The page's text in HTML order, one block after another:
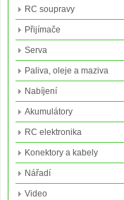
RC soupravy
Přijímače
Serva
Paliva, oleje a maziva
Nabíjení
Akumulátory
RC elektronika
Konektory a kabely
Nářadí
Video